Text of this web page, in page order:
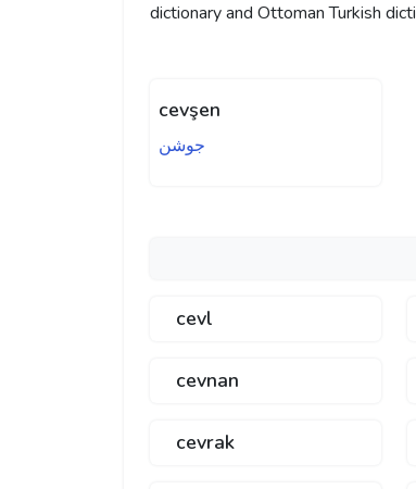
dictionary and Ottoman Turkish
cevşen
جوشن
cevl
cevnan
cevrak